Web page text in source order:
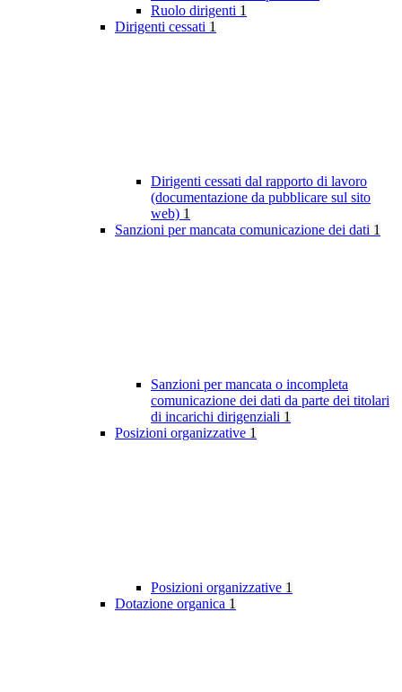
Ruolo dirigenti 1
Dirigenti cessati 1
Dirigenti cessati dal rapporto di lavoro
(documentazione da pubblicare sul sito
web) 1
Sanzioni per mancata comunicazione dei dati 1
Sanzioni per mancata o incompleta
comunicazione dei dati da parte dei titolari
di incarichi dirigenziali 1
Posizioni organizzative 1
Posizioni organizzative 1
Dotazione organica 1